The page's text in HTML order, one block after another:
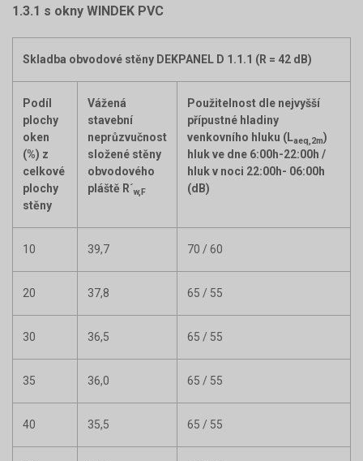
1.3.1 s okny WINDEK PVC
Skladba obvodové stěny DEKPANEL D 1.1.1 (R = 42 dB)
Podíl
plochy
oken
(%) z
celkové
plochy
stěny
Vážená
stavební
neprůzvučnost
složené stěny
obvodového
pláště R´w,F
Použitelnost dle nejvyšší
přípustné hladiny
venkovního hluku (Laeq,2m)
hluk ve dne 6:00h-22:00h /
hluk v noci 22:00h- 06:00h
(dB)
10 39,7 70 / 60
20 37,8 65 / 55
30 36,5 65 / 55
35 36,0 65 / 55
40 35,5 65 / 55